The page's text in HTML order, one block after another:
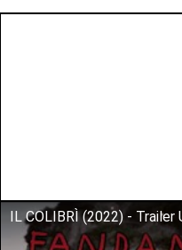
IL COLIBRÌ (2022) - Trailer